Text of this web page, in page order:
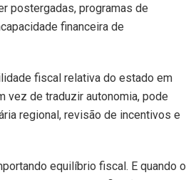
postergadas, programas de
financeira de
fiscal relativa do estado em
vez de traduzir autonomia, pode
regional, revisão de incentivos e
equilíbrio fiscal. E quando o